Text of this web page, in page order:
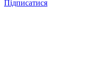
Підписатися